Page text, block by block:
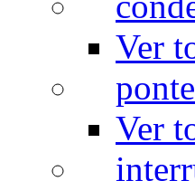
Ver
Ver